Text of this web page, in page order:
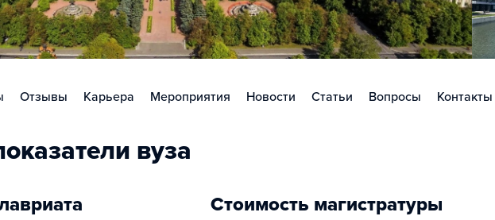
Отзывы Карьера Мероприятия Новости Статьи Вопросы Контакты
вуза
Стоимость магистратуры